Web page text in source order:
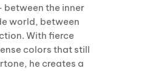
between the inner
world, between
With fierce
colors that still
he creates a